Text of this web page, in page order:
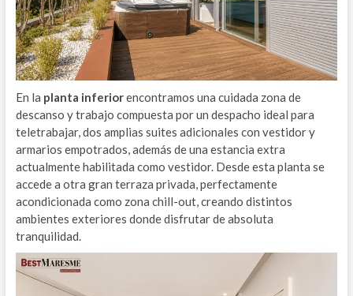
En la planta inferiorencontramos una cuidada zona de
descanso y trabajo compuesta por un despacho ideal para
teletrabajar, dos amplias suites adicionales con vestidor y
armarios empotrados, además de una estancia extra
actualmente habilitada como vestidor. Desde esta planta se
accede a otra gran terraza privada, perfectamente
acondicionada como zona chill-out, creando distintos
ambientes exteriores donde disfrutar de absoluta
tranquilidad.